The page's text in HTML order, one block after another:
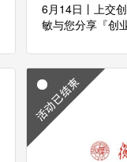
6月14日丨上交
敏与您分享『创